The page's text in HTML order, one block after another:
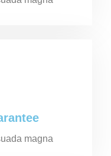
magna